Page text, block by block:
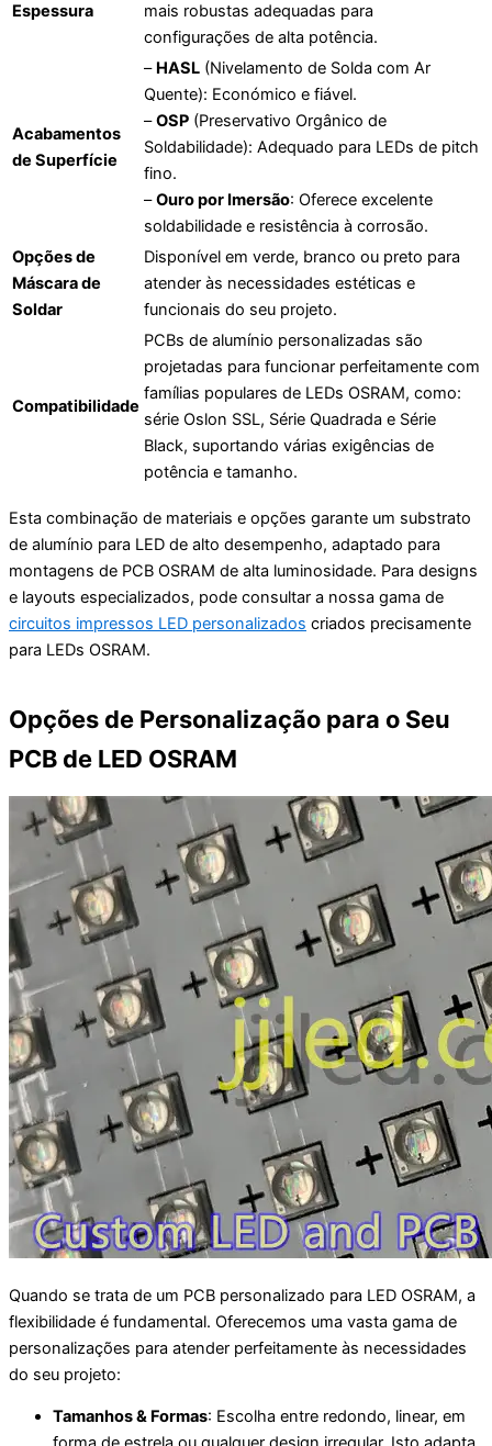
Espessura
mais robustas adequadas para
configurações de alta potência.
Acabamentos
de Superfície
– HASL (Nivelamento de Solda com Ar
Quente): Económico e fiável.
–OSP (Preservativo Orgânico de
Soldabilidade): Adequado para LEDs de pitch
fino.
–Ouro por Imersão: Oferece excelente
soldabilidade e resistência à corrosão.
Opções de
Máscara de
Soldar
Disponível em verde, branco ou preto para
atender às necessidades estéticas e
funcionais do seu projeto.
Compatibilidade
PCBs de alumínio personalizadas são
projetadas para funcionar perfeitamente com
famílias populares de LEDs OSRAM, como:
série Oslon SSL, Série Quadrada e Série
Black, suportando várias exigências de
potência e tamanho.
Esta combinação de materiais e opções garante um substrato
de alumínio para LED de alto desempenho, adaptado para
montagens de PCB OSRAM de alta luminosidade. Para designs
e layouts especializados, pode consultar a nossa gama de
circuitos impressos LED personalizados criados precisamente
para LEDs OSRAM.
Opções de Personalização para o Seu
PCB de LED OSRAM
Quando se trata de um PCB personalizado para LED OSRAM, a
flexibilidade é fundamental. Oferecemos uma vasta gama de
personalizações para atender perfeitamente às necessidades
do seu projeto:
Tamanhos & Formas: Escolha entre redondo, linear, em